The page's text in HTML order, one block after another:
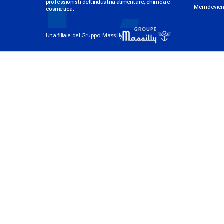
professionisti dell'industria alimentare, chimica e
cosmetica.
Mcm
Una filiale del Gruppo Massilly